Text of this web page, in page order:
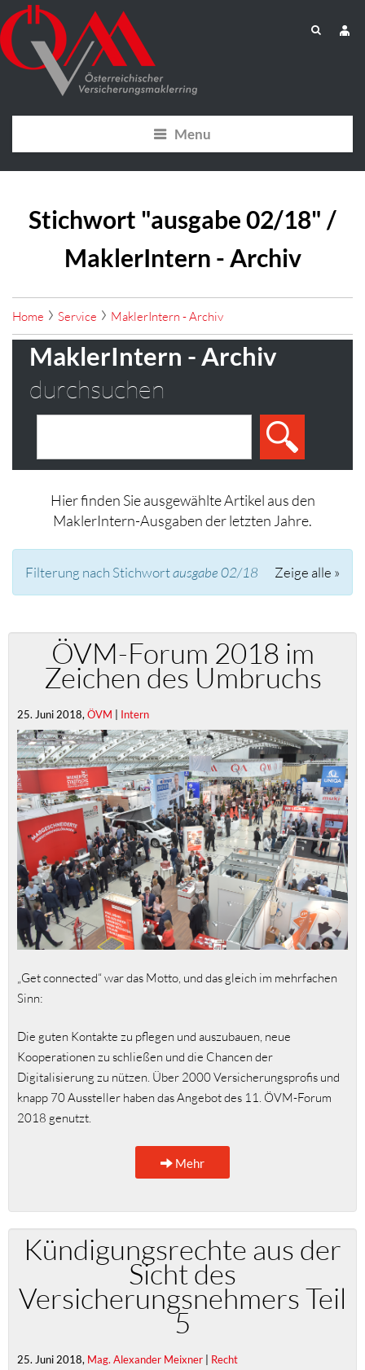
Menu
Stichwort "ausgabe 02/18" /
MaklerIntern - Archiv
Home Service MaklerIntern - Archiv
MaklerIntern - Archiv
durchsuchen
Hier finden Sie ausgewählte Artikel aus den
MaklerIntern-Ausgaben der letzten Jahre.
Filterung nach Stichwortausgabe 02/18 Zeige alle »
ÖVM-Forum 2018 im
Zeichen des Umbruchs
25. Juni 2018, ÖVM | Intern
„Get connected“ war das Motto, und das gleich im mehrfachen
Sinn:
Die guten Kontakte zu pflegen und auszubauen, neue
Kooperationen zu schließen und die Chancen der
Digitalisierung zu nützen. Über 2000 Versicherungsprofis und
knapp 70 Aussteller haben das Angebot des 11. ÖVM-Forum
2018 genutzt.
Mehr
Kündigungsrechte aus der
Sicht des
Versicherungsnehmers Teil
5
25. Juni 2018, Mag. Alexander Meixner | Recht